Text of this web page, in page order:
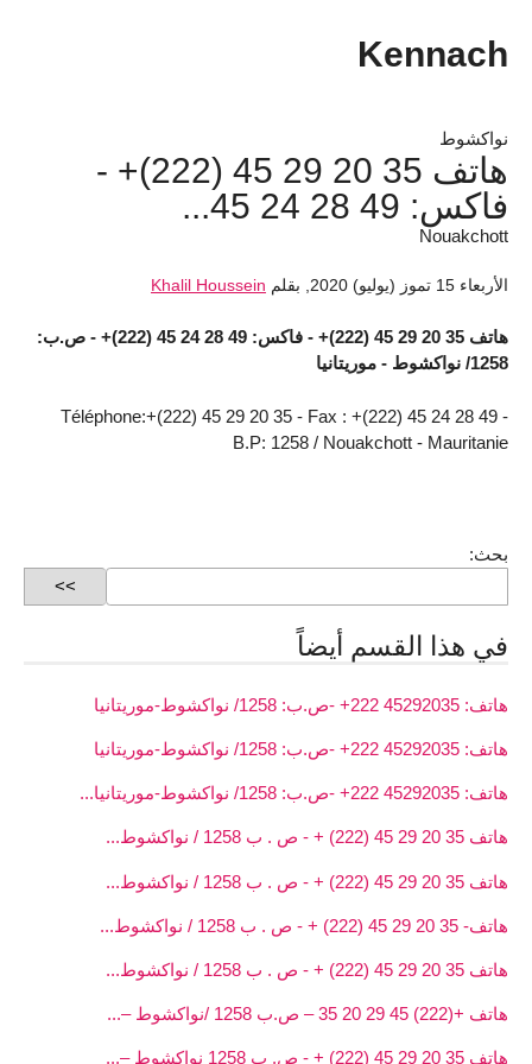
Kennach
نواكشوط
هاتف 35 20 29 45 (222)+ -
فاكس: 49 28 24 45...
Nouakchott
الأربعاء 15 تموز (يوليو) 2020 بقلم Khalil Houssein
هاتف 35 20 29 45 (222)+ - فاكس: 49 28 24 45 (222)+ - ص.ب:
1258/ نواكشوط - موريتانيا
Téléphone:+(222) 45 29 20 35 - Fax : +(222) 45 24 28 49 -
B.P: 1258 / Nouakchott - Mauritanie
بحث:
في هذا القسم أيضاً
هاتف: 45292035 222+ -ص.ب: 1258/ نواكشوط-موريتانيا
هاتف: 45292035 222+ -ص.ب: 1258/ نواكشوط-موريتانيا
هاتف: 45292035 222+ -ص.ب: 1258/ نواكشوط-موريتانيا...
هاتف 35 20 29 45 (222) + - ص . ب 1258 / نواكشوط...
هاتف 35 20 29 45 (222) + - ص . ب 1258 / نواكشوط...
هاتف- 35 20 29 45 (222) + - ص . ب 1258 / نواكشوط...
هاتف 35 20 29 45 (222) + - ص . ب 1258 / نواكشوط...
هاتف +(222) 45 29 20 35 – ص.ب 1258 /نواكشوط –...
هاتف 35 20 29 45 (222) + - ص. ب 1258 نواكشوط –...